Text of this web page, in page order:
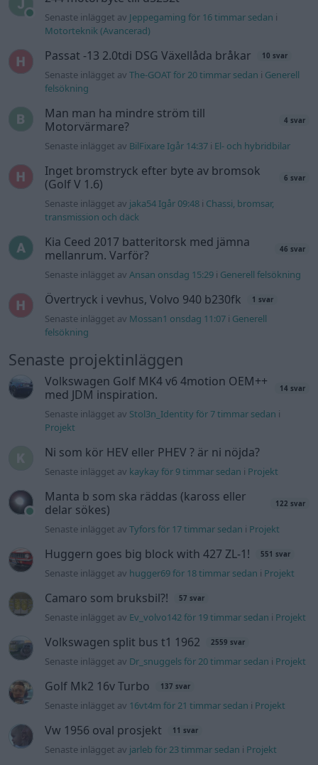
Senaste inlägget av Jeppegaming för 16 timmar sedan i
Motorteknik (Avancerad)
Passat -13 2.0tdi DSG Växellåda bråkar 10 svar
Senaste inlägget avThe-GOAT för 20 timmar sedan i Generell
felsökning
Man man ha mindre ström till
Motorvärmare?
4 svar
Senaste inlägget av BilFixare Igår 14:37 i El- och hybridbilar
Inget bromstryck efter byte av bromsok
(Golf V 1.6)
6 svar
Senaste inlägget av jaka54 Igår 09:48 i Chassi, bromsar,
transmission och däck
Kia Ceed 2017 batteritorsk med jämna
mellanrum. Varför?
46 svar
Senaste inlägget avAnsan onsdag 15:29 i Generell felsökning
Övertryck i vevhus, Volvo 940 b230fk 1 svar
Senaste inlägget av Mossan1 onsdag 11:07 i Generell
felsökning
Senaste projektinläggen
Volkswagen Golf MK4 v6 4motion OEM++
med JDM inspiration.
14 svar
Senaste inlägget av Stol3n_Identity för 7 timmar sedan i
Projekt
Ni som kör HEV eller PHEV ? är ni nöjda?
Senaste inlägget av kaykay för 9 timmar sedan i Projekt
Manta b som ska räddas (kaross eller
delar sökes)
122 svar
Senaste inlägget avTyfors för 17 timmar sedan i Projekt
Huggern goes big block with 427 ZL-1! 551 svar
Senaste inlägget av hugger69 för 18 timmar sedan i Projekt
Camaro som bruksbil?! 57 svar
Senaste inlägget av Ev_volvo142 för 19 timmar sedan i Projekt
Volkswagen split bus t1 1962 2559 svar
Senaste inlägget av Dr_snuggels för 20 timmar sedan i Projekt
Golf Mk2 16v Turbo 137 svar
Senaste inlägget av 16vt4m för 21 timmar sedan i Projekt
Vw 1956 oval prosjekt 11 svar
Senaste inlägget av jarleb för 23 timmar sedan i Projekt